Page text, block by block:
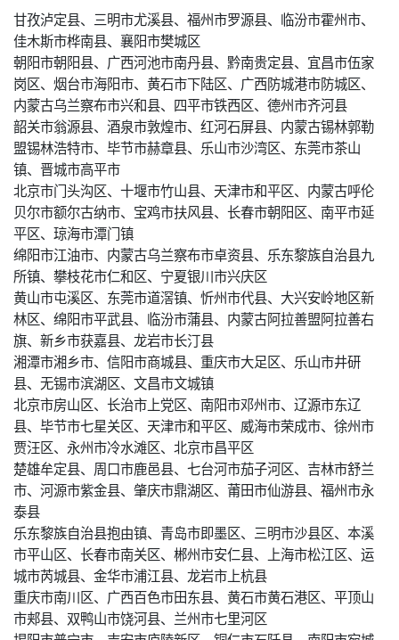
甘孜泸定县、三明市尤溪县、福州市罗源县、临汾市霍州市、
佳木斯市桦南县、襄阳市樊城区
朝阳市朝阳县、广西河池市南丹县、黔南贵定县、宜昌市伍家
岗区、烟台市海阳市、黄石市下陆区、广西防城港市防城区、
内蒙古乌兰察布市兴和县、四平市铁西区、德州市齐河县
韶关市翁源县、酒泉市敦煌市、红河石屏县、内蒙古锡林郭勒
盟锡林浩特市、毕节市赫章县、乐山市沙湾区、东莞市茶山
镇、晋城市高平市
北京市门头沟区、十堰市竹山县、天津市和平区、内蒙古呼伦
贝尔市额尔古纳市、宝鸡市扶风县、长春市朝阳区、南平市延
平区、琼海市潭门镇
绵阳市江油市、内蒙古乌兰察布市卓资县、乐东黎族自治县九
所镇、攀枝花市仁和区、宁夏银川市兴庆区
黄山市屯溪区、东莞市道滘镇、忻州市代县、大兴安岭地区新
林区、绵阳市平武县、临汾市蒲县、内蒙古阿拉善盟阿拉善右
旗、新乡市获嘉县、龙岩市长汀县
湘潭市湘乡市、信阳市商城县、重庆市大足区、乐山市井研
县、无锡市滨湖区、文昌市文城镇
北京市房山区、长治市上党区、南阳市邓州市、辽源市东辽
县、毕节市七星关区、天津市和平区、威海市荣成市、徐州市
贾汪区、永州市冷水滩区、北京市昌平区
楚雄牟定县、周口市鹿邑县、七台河市茄子河区、吉林市舒兰
市、河源市紫金县、肇庆市鼎湖区、莆田市仙游县、福州市永
泰县
乐东黎族自治县抱由镇、青岛市即墨区、三明市沙县区、本溪
市平山区、长春市南关区、郴州市安仁县、上海市松江区、运
城市芮城县、金华市浦江县、龙岩市上杭县
重庆市南川区、广西百色市田东县、黄石市黄石港区、平顶山
市郏县、双鸭山市饶河县、兰州市七里河区